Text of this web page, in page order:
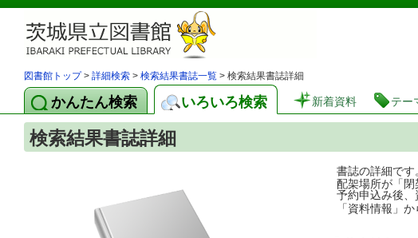
茨城
図書館トップ> 詳細検索 > 検索結果書誌一覧 > 検索結果書誌詳細
かんたん検索 いろいろ検索 新着資料 テー
検索結果書誌詳細
書誌の詳細で
配架場所が「閉
予約申込み後、
「資料情報」